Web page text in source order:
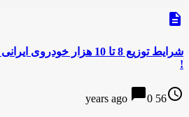
description
شرایط توزیع 8 تا 10 هزار
!
access_time
56 years ago
chat_bubble0